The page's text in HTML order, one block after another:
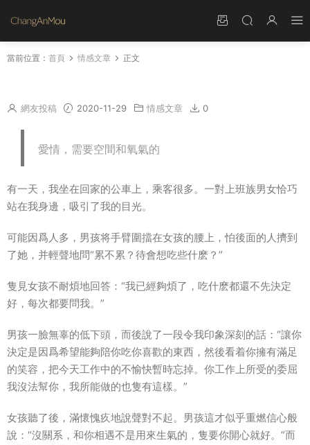
當前位置： 首頁 情感文章 正文
網友投稿 2020-11-29 情感文章 0
愛情，需要空間和氧氣的
有一天，我坐在回家的公車上，乘客很多。一對上班族男女恰巧
站在我身邊，吸引了我的目光。
可能因爲人多，男孩将手臂圍擋在女孩的腰上，怕後面的人擠到
了她，并輕聲地問“累不累？待會想吃些什麽？”
隻見女孩不耐煩地回答：“我已經夠煩了，吃什麽都還不先決定
好，每次都要問我。”
男孩一臉無辜的低下頭，而後說了一段令我印象深刻的話：“讓你
決定是因爲希望能夠陪你吃你喜歡的東西，然後看着你擁有滿足
的笑容 ，把今天工作中的不愉快暫時忘掉。你工作上所受的委屈
我沒法幫你，我所能做的也隻有這樣。”
女孩聽了後，滿懷愧疚地說聲對不起。男孩這才似乎重燃信心般
說：“沒關系，和你相遇不是用來生氣的，隻要你開心就好。”而